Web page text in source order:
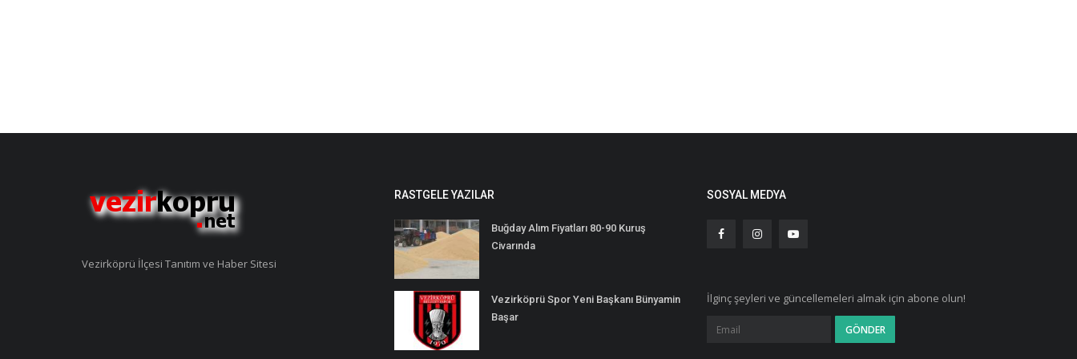
Vezirköprü İlçesi Tanıtım ve Haber Sitesi
RASTGELE YAZILAR
Buğday Alım Fiyatları 80-90 Kuruş
Civarında
Vezirköprü Spor Yeni Başkanı Bünyamin
Başar
SOSYAL MEDYA
İlginç şeyleri ve güncellemeleri almak için abone olun!